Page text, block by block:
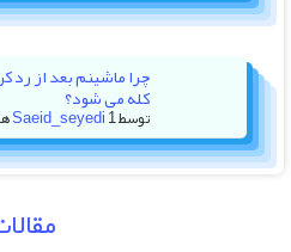
چرا ماشینم بعد از رد
کله می شود؟
توسط Saeid_seyedi1 هفته پیش
مقالات